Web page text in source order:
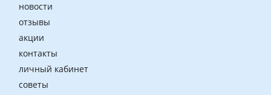
новости
отзывы
акции
контакты
личный кабинет
советы